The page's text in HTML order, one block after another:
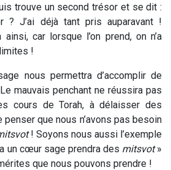
trouve un second trésor et se dit :
? J’ai déjà tant pris auparavant !
car lorsque l’on prend, on n’a
!
nous permettra d’accomplir de
mauvais penchant ne réussira pas
cours de Torah, à délaisser des
que nous n’avons pas besoin
! Soyons nous aussi l’exemple
un cœur sage prendra des mitsvot»
que nous pouvons prendre !